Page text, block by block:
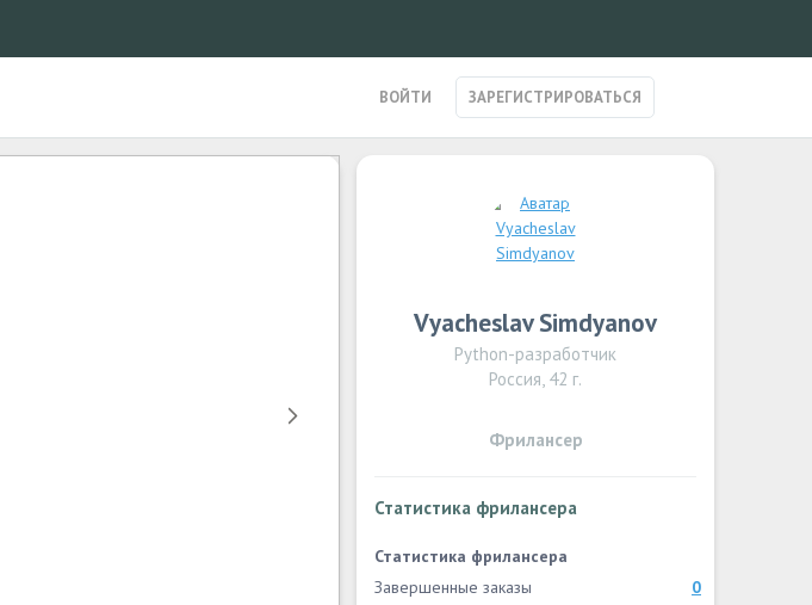
ВОЙТИ ЗАРЕГИСТРИРОВАТЬСЯ
Vyacheslav Simdyanov
Python-разработчик
Россия, 42 г.
Фрилансер
Статистика фрилансера
Статистика фрилансера
Завершенные заказы
0